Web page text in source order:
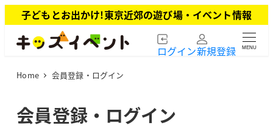
イ
子どもとお出かけ!東京近郊の遊び場・イベント情報
ログイン新規登録 MENU
Home 会員登録・ログイン
会員登録・ログイン